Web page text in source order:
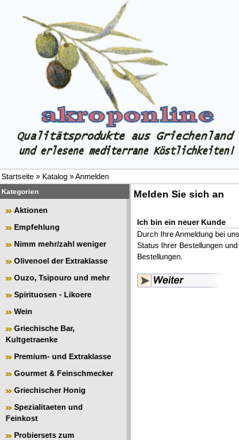
Startseite » Katalog »Anmelden
Kategorien
Aktionen
Empfehlung
Nimm mehr/zahl weniger
Olivenoel der Extraklasse
Ouzo, Tsipouro und mehr
Spirituosen - Likoere
Wein
Griechische Bar,
Kultgetraenke
Premium- und Extraklasse
Gourmet & Feinschmecker
Griechischer Honig
Spezialitaeten und
Feinkost
Probiersets zum
Melden Sie sich an
Ich bin ein neuer Kunde
Durch Ihre Anmeldung bei
Status Ihrer Bestellungen
Bestellungen.